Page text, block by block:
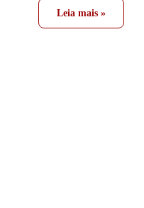
Leia mais »